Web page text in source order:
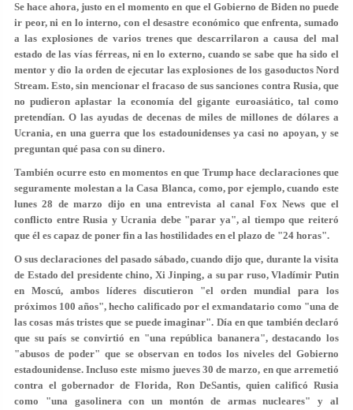
Se hace ahora, justo en el momento en que el Gobierno de Biden no puede
ir peor, ni en lo interno, con el desastre económico que enfrenta, sumado
a las explosiones de varios trenes que descarrilaron a causa del mal
estado de las vías férreas, ni en lo externo, cuando se sabe que ha sido el
mentor y dio la orden de ejecutar las explosiones de los gasoductos Nord
Stream. Esto, sin mencionar el fracaso de sus sanciones contra Rusia, que
no pudieron aplastar la economía del gigante euroasiático, tal como
pretendían. O las ayudas de decenas de miles de millones de dólares a
Ucrania, en una guerra que los estadounidenses ya casi no apoyan, y se
preguntan qué pasa con su dinero.
También ocurre esto en momentos en que Trump hace declaraciones que
seguramente molestan a la Casa Blanca, como, por ejemplo, cuando este
lunes 28 de marzo dijo en una entrevista al canal Fox News que el
conflicto entre Rusia y Ucrania debe "parar ya", al tiempo que reiteró
que él es capaz de poner fin a las hostilidades en el plazo de "24 horas".
O sus declaraciones del pasado sábado, cuando dijo que, durante la visita
de Estado del presidente chino, Xi Jinping, a su par ruso, Vladímir Putin
en Moscú, ambos líderes discutieron "el orden mundial para los
próximos 100 años", hecho calificado por el exmandatario como "una de
las cosas más tristes que se puede imaginar". Día en que también declaró
que su país se convirtió en "una república bananera", destacando los
"abusos de poder" que se observan en todos los niveles del Gobierno
estadounidense. Incluso este mismo jueves 30 de marzo, en que arremetió
contra el gobernador de Florida, Ron DeSantis, quien calificó Rusia
como "una gasolinera con un montón de armas nucleares" y al